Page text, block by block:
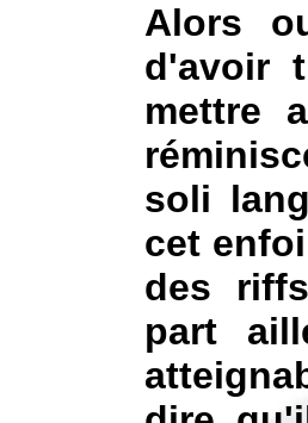
Alors
d'avoir
mettre
soli
cet
des
part